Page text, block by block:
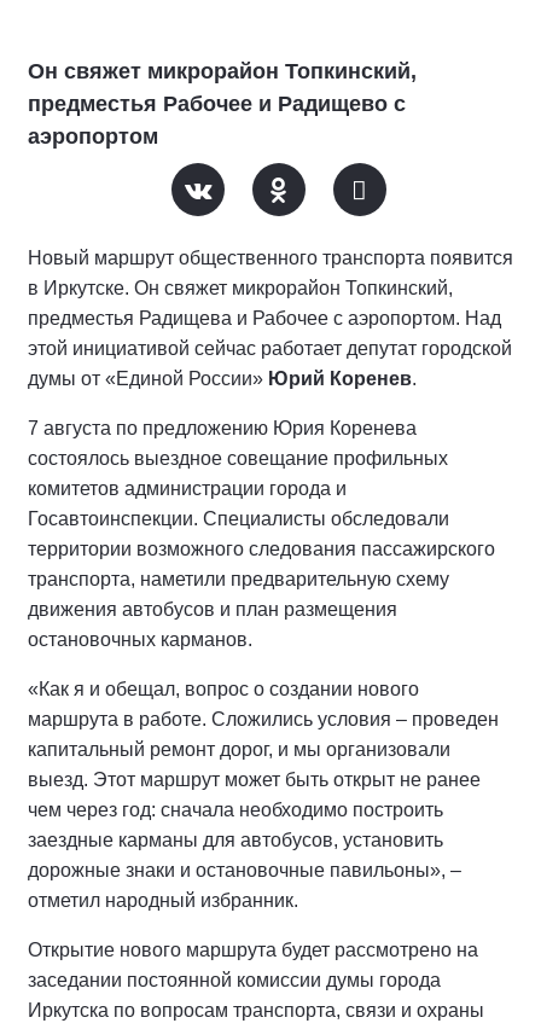
Он свяжет микрорайон Топкинский,
предместья Рабочее и Радищево с
аэропортом
Новый маршрут общественного транспорта появится
в Иркутске. Он свяжет микрорайон Топкинский,
предместья Радищева и Рабочее с аэропортом. Над
этой инициативой сейчас работает депутат городской
думы от «Единой России» Юрий Коренев.
7 августа по предложению Юрия Коренева
состоялось выездное совещание профильных
комитетов администрации города и
Госавтоинспекции. Специалисты обследовали
территории возможного следования пассажирского
транспорта, наметили предварительную схему
движения автобусов и план размещения
остановочных карманов.
«Как я и обещал, вопрос о создании нового
маршрута в работе. Сложились условия – проведен
капитальный ремонт дорог, и мы организовали
выезд. Этот маршрут может быть открыт не ранее
чем через год: сначала необходимо построить
заездные карманы для автобусов, установить
дорожные знаки и остановочные павильоны», –
отметил народный избранник.
Открытие нового маршрута будет рассмотрено на
заседании постоянной комиссии думы города
Иркутска по вопросам транспорта, связи и охраны